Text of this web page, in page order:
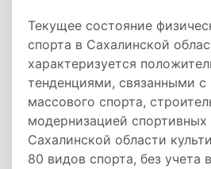
Текущее состояние
спорта в Сахалинской
характеризуется
тенденциями, связанными с
массового спорта,
модернизацией
Сахалинской области
80 видов спорта, без учета